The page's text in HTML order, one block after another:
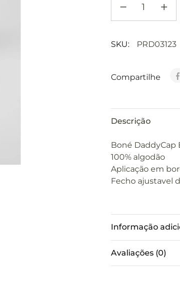
SKU: PRD03123
Compartilhe
Descrição
Boné DaddyCap
100% algodão
Aplicação em
Fecho ajustavel
Informação
Avaliações (0)